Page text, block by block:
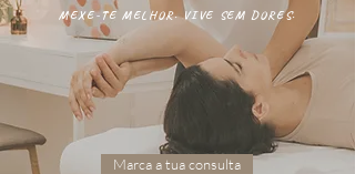
MEXE-TE MELHOR. VIVE SEM DORES.
Marca a tua consulta